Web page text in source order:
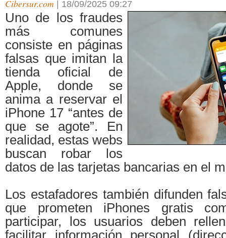
Cibersur.com 18/09/2025 09:27
Uno de los fraudes
más comunes
consiste en páginas
falsas que imitan la
tienda oficial de
Apple, donde se
anima a reservar el
iPhone 17 “antes de
que se agote”. En
realidad, estas webs
buscan robar los
datos de las tarjetas bancarias en el
Los estafadores también difunden
que prometen iPhones gratis
participar, los usuarios deben
facilitar información personal